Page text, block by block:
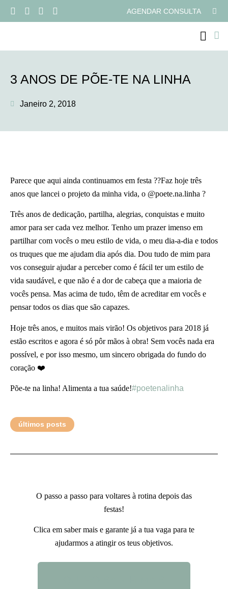
AGENDAR CONSULTA
3 ANOS DE PÕE-TE NA LINHA
Janeiro 2, 2018
Parece que aqui ainda continuamos em festa ??Faz hoje três
anos que lancei o projeto da minha vida, o @poete.na.linha ?
Três anos de dedicação, partilha, alegrias, conquistas e muito
amor para ser cada vez melhor. Tenho um prazer imenso em
partilhar com vocês o meu estilo de vida, o meu dia-a-dia e todos
os truques que me ajudam dia após dia. Dou tudo de mim para
vos conseguir ajudar a percebercomo é fácil ter um estilo de
vida saudável, e que não é a dor de cabeça que a maioria de
vocês pensa. Mas acima de tudo, têm de acreditar em vocês e
pensar todos os dias que são capazes.
Hoje três anos, e muitos mais virão! Os objetivos para 2018 já
estão escritos e agora é só pôr mãos à obra! Sem vocês nada era
possível, e por isso mesmo, um sincero obrigada do fundo do
coração ❤️
Põe-te na linha! Alimenta a tua saúde!#poetenalinha
últimos posts
O passo a passo para voltares à rotina depois das
festas!
Clica em saber mais e garante já a tua vaga para te
ajudarmos a atingir os teus objetivos.